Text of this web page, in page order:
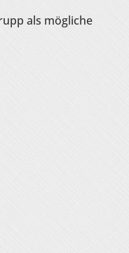
als mögliche